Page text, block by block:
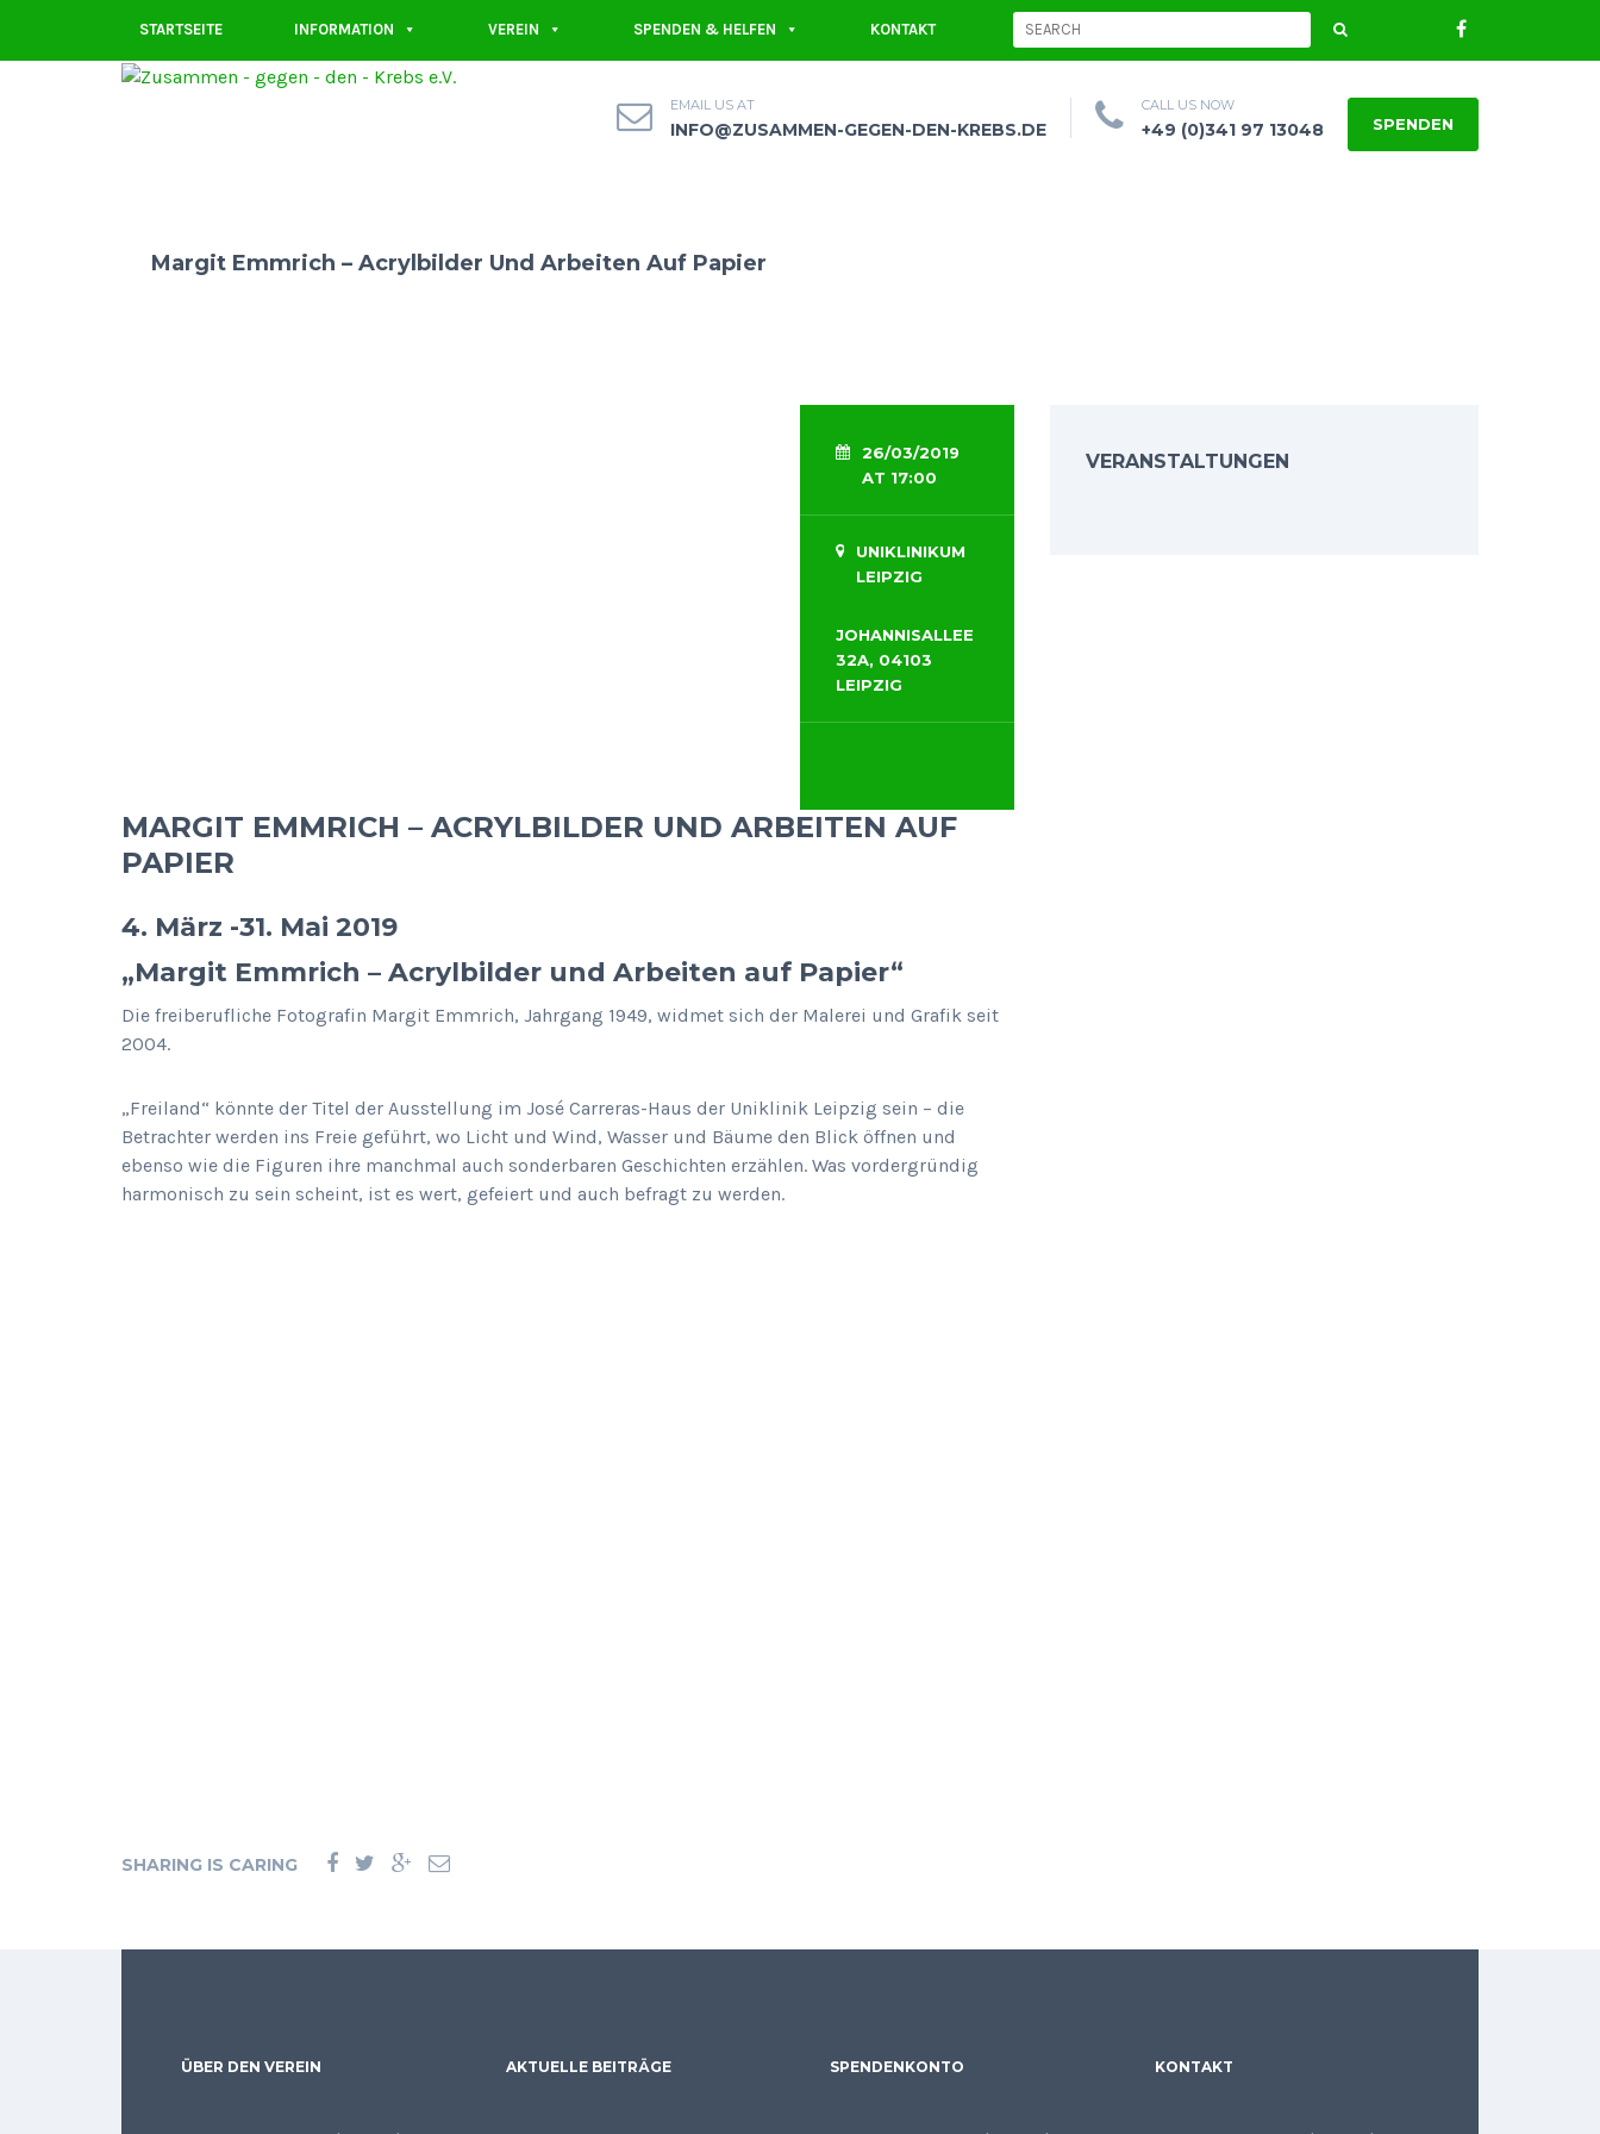
STARTSEITE INFORMATION VEREIN SPENDEN & HELFEN KONTAKT
EMAIL US AT
INFO@ZUSAMMEN-GEGEN-DEN-KREBS.DE
CALL US NOW
+49 (0)341 97 13048 SPENDEN
Margit Emmrich – Acrylbilder Und Arbeiten Auf Papier
26/03/2019
AT 17:00
UNIKLINIKUM
LEIPZIG
JOHANNISALLEE
32A, 04103
LEIPZIG
MARGIT EMMRICH – ACRYLBILDER UND ARBEITEN AUF
PAPIER
4. März -31. Mai 2019
„Margit Emmrich – Acrylbilder und Arbeiten auf Papier“
Die freiberufliche Fotografin Margit Emmrich, Jahrgang 1949, widmet sich der Malerei und Grafik seit
2004.
„Freiland“ könnte der Titel der Ausstellung im José Carreras-Haus der Uniklinik Leipzig sein – die
Betrachter werden ins Freie geführt, wo Licht und Wind, Wasser und Bäume den Blick öffnen und
ebenso wie die Figuren ihre manchmal auch sonderbaren Geschichten erzählen. Was vordergründig
harmonisch zu sein scheint, ist es wert, gefeiert und auch befragt zu werden.
SHARING IS CARING
VERANSTALTUNGEN
ÜBER DEN VEREIN AKTUELLE BEITRÄGE SPENDENKONTO KONTAKT